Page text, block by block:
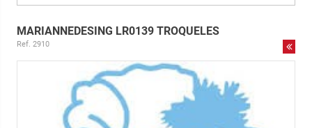
MARIANNEDESING LR0139 TROQUELES
Ref. 2910